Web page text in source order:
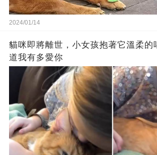
2024/01/14
貓咪即將離世，小女孩抱著它溫柔的
道我有多愛你